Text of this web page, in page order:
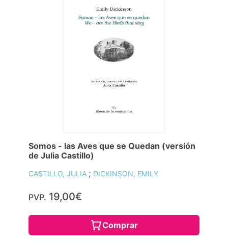
Somos - las Aves que se Quedan (versión
de Julia Castillo)
CASTILLO, JULIA ; DICKINSON, EMILY
PVP. 19,00€
Comprar